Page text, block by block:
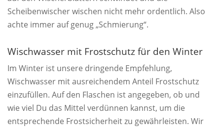
Scheibenwischer wischen nicht mehr ordentlich. Also
achte immer auf genug „Schmierung“.
Wischwasser mit Frostschutz für den Winter
Im Winter ist unsere dringende Empfehlung,
Wischwasser mit ausreichendem Anteil Frostschutz
einzufüllen. Auf den Flaschen ist angegeben, ob und
wie viel Du das Mittel verdünnen kannst, um die
entsprechende Frostsicherheit zu gewährleisten. Wir